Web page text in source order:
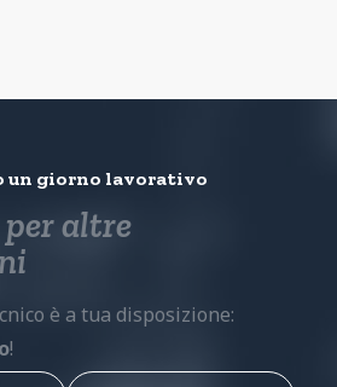
un giorno lavorativo
altre
è a tua disposizione:
!